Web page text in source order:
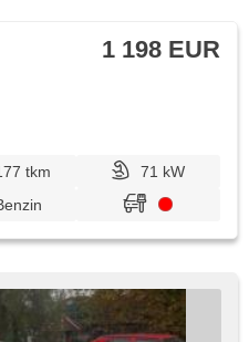
1 198 EUR
tkm
71 kW